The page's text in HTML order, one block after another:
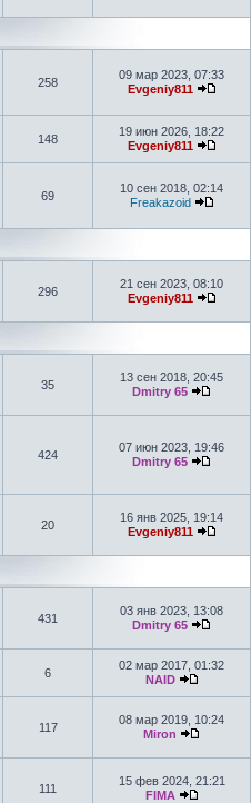
258
09 мар 2023, 07:33
Evgeniy811
148
19 июн 2026, 18:22
Evgeniy811
69
10 сен 2018, 02:14
Freakazoid
296
21 сен 2023, 08:10
Evgeniy811
35
13 сен 2018, 20:45
Dmitry 65
424
07 июн 2023, 19:46
Dmitry 65
20
16 янв 2025, 19:14
Evgeniy811
431
03 янв 2023, 13:08
Dmitry 65
6
02 мар 2017, 01:32
NAID
117
08 мар 2019, 10:24
Miron
111
15 фев 2024, 21:21
FIMA